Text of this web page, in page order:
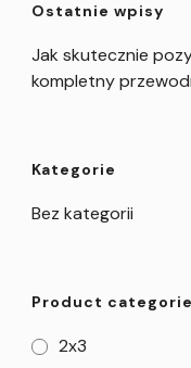
Ostatnie wpisy
Jak skutecznie
kompletny
Kategorie
Bez kategorii
Product
2x3